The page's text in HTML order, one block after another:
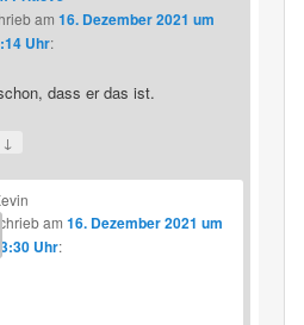
am 16. Dezember 2021 um
Uhr:
dass er das ist.
↓
schriebam16. Dezember 2021 um
Uhr: